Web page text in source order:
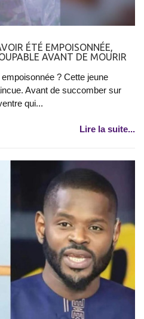
ÉTÉ EMPOISONNÉE,
AVANT DE MOURIR
? Cette jeune
Avant de succomber sur
qui...
Lire la suite...